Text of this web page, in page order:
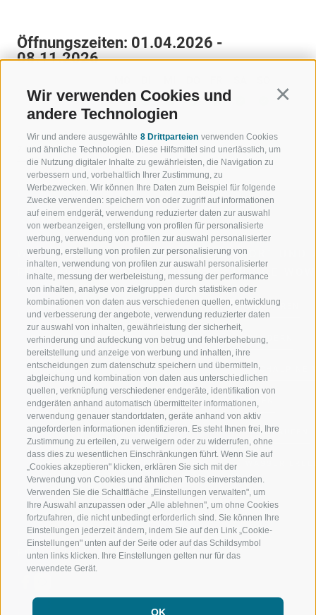
Wir verwenden Cookies und
andere Technologien
Wir und andere ausgewählte 8 Drittparteien verwenden Cookies
und ähnliche Technologien. Diese Hilfsmittel sind unerlässlich, um
die Nutzung digitaler Inhalte zu gewährleisten, die Navigation zu
verbessern und, vorbehaltlich Ihrer Zustimmung, zu
Werbezwecken. Wir können Ihre Daten zum Beispiel für folgende
Zwecke verwenden: speichern von oder zugriff auf informationen
auf einem endgerät, verwendung reduzierter daten zur auswahl
von werbeanzeigen, erstellung von profilen für personalisierte
werbung, verwendung von profilen zur auswahl personalisierter
werbung, erstellung von profilen zur personalisierung von
inhalten, verwendung von profilen zur auswahl personalisierter
inhalte, messung der werbeleistung, messung der performance
von inhalten, analyse von zielgruppen durch statistiken oder
kombinationen von daten aus verschiedenen quellen, entwicklung
und verbesserung der angebote, verwendung reduzierter daten
zur auswahl von inhalten, gewährleistung der sicherheit,
verhinderung und aufdeckung von betrug und fehlerbehebung,
bereitstellung und anzeige von werbung und inhalten, ihre
entscheidungen zum datenschutz speichern und übermitteln,
abgleichung und kombination von daten aus unterschiedlichen
quellen, verknüpfung verschiedener endgeräte, identifikation von
endgeräten anhand automatisch übermittelter informationen,
verwendung genauer standortdaten, geräte anhand von aktiv
angeforderten informationen identifizieren. Es steht Ihnen frei, Ihre
Zustimmung zu erteilen, zu verweigern oder zu widerrufen, ohne
dass dies zu wesentlichen Einschränkungen führt. Wenn Sie auf
„Cookies akzeptieren" klicken, erklären Sie sich mit der
Verwendung von Cookies und ähnlichen Tools einverstanden.
Verwenden Sie die Schaltfläche „Einstellungen verwalten", um
Ihre Auswahl anzupassen oder „Alle ablehnen", um ohne Cookies
fortzufahren, die nicht unbedingt erforderlich sind. Sie können Ihre
Einstellungen jederzeit ändern, indem Sie auf den Link „Cookie-
Einstellungen" unten auf der Seite oder auf das Schildsymbol
unten links klicken. Ihre Einstellungen gelten nur für das
verwendete Gerät.
OK
Öffnungszeiten: 01.04.2026 -
08.11.2026
10:00 - 17:00
ZURÜCK
WILLKOMMEN IN DER
FERIENREGION RATSCHINGS
JAUFENTAL
RATSCHINGS
RIDNAUNTAL
BERGBAHNEN
SKISCHULE RATSCHINGS
LUISL'S SKISCHULE IN RATSCHINGS
SPORT UND
MENGE
SKIFAHREN
WANDERN
HOCHALPINE
BIKEN
LANGLAUFEN
FOLGE UNS AUF SOCIAL MEDIA